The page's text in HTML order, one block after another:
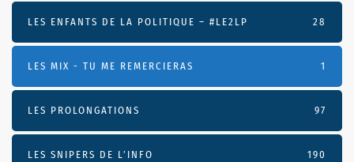
LES ENFANTS DE LA POLITIQUE – #LE2LP 28
LES MIX - TU ME REMERCIERAS 1
LES PROLONGATIONS 97
LES SNIPERS DE L’INFO 190